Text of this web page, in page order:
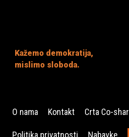
Kažemo demokratija,
mislimo sloboda.
O nama Kontakt Crta Co-
Politika privatnosti Nabavke